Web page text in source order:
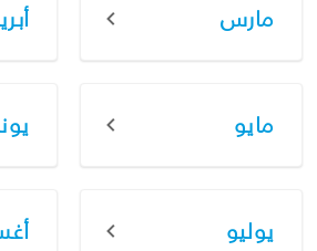
مارس
مايو
يوليو